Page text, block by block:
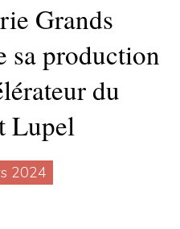
Grands
sa production
du
Lupel
2024